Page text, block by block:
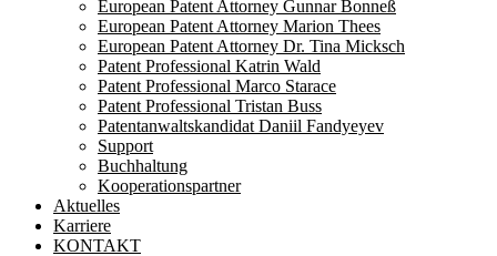
European Patent Attorney Gunnar Bonneß
European Patent Attorney Marion Thees
European Patent Attorney Dr. Tina Micksch
Patent Professional Katrin Wald
Patent Professional Marco Starace
Patent Professional Tristan Buss
Patentanwaltskandidat Daniil Fandyeyev
Support
Buchhaltung
Kooperationspartner
Aktuelles
Karriere
KONTAKT